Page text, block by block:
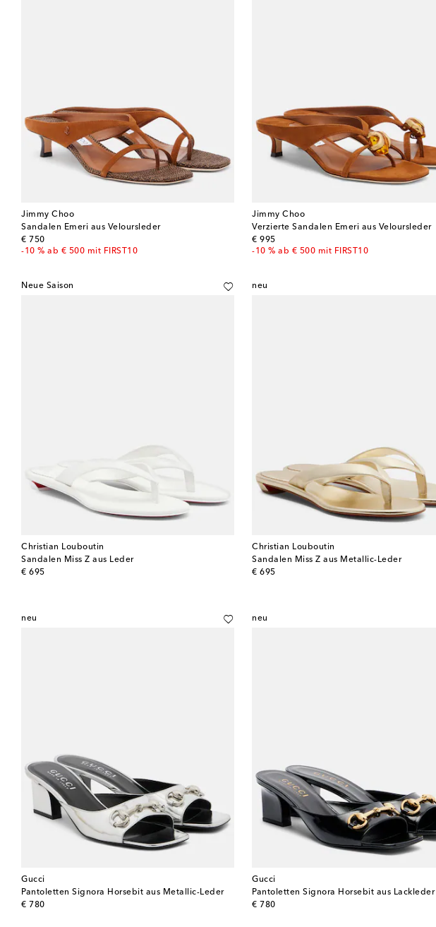
Jimmy Choo
Sandalen Emeri aus Veloursleder
€ 750
original price
-10 % ab € 500 mit FIRST10
Jimmy Choo
Verzierte Sandalen Emeri aus Veloursleder
€ 995
original price
-10 % ab € 500 mit FIRST10
Neue Saison
Christian Louboutin
Sandalen Miss Z aus Leder
€ 695
original price
neu
Christian Louboutin
Sandalen Miss Z aus Metallic-Leder
€ 695
original price
neu
Gucci
Pantoletten Signora Horsebit aus Metallic-Leder
€ 780
original price
neu
Gucci
Pantoletten Signora Horsebit aus Lackleder
€ 780
original price